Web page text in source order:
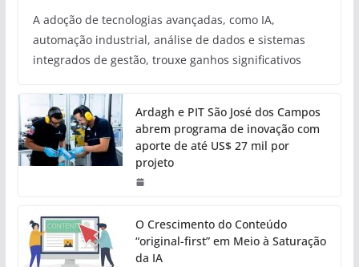
A adoção de tecnologias avançadas, como IA,
automação industrial, análise de dados e sistemas
integrados de gestão, trouxe ganhos significativos
Ardagh e PIT São José dos Campos
abrem programa de inovação com
aporte de até US$ 27 mil por
projeto
O Crescimento do Conteúdo
“original-first” em Meio à Saturação
da IA